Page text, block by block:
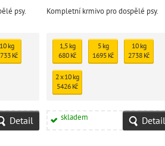
psy.
10 kg
Kč
Detail
Kompletní krmivo pro dospělé psy.
1,5 kg
680 Kč
5 kg
1695 Kč
10 kg
2738 Kč
2 x 10 kg
5426 Kč
skladem Detail